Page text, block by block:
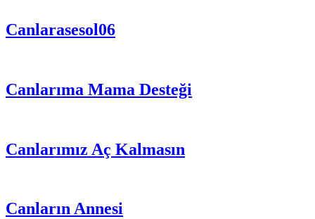
Canlarasesol06
Canlarıma Mama Desteği
Canlarımız Aç Kalmasın
Canların Annesi